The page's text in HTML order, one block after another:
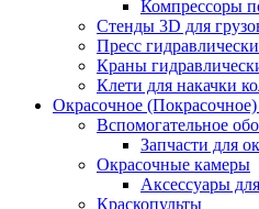
Компрессоры
Стенды 3D для
Пресс
Краны
Клети для накачки
Окрасочное
Вспомогательное
Запчасти для
Окрасочные камеры
Аксессуары
Краскопульты